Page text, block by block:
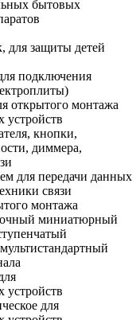
бытовых
для защиты детей
подключения
открытого монтажа
устройств
кнопки,
диммера,
для передачи данных
связи
монтажа
миниатюрный
устройств
для